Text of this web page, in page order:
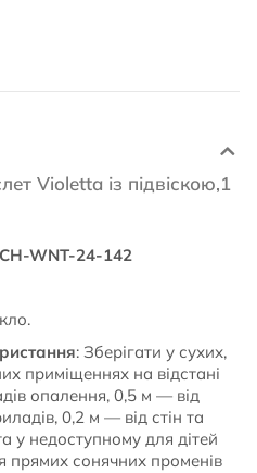
Violetta із підвіскою,1
WNT-24-142
: Зберігати у сухих,
приміщеннях на відстані
опалення, 0,5 м — від
0,2 м — від стін та
у недоступному для дітей
прямих сонячних променів